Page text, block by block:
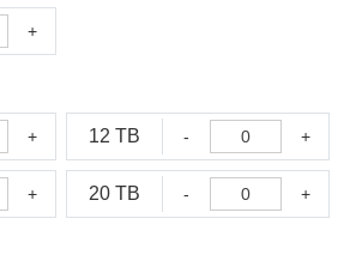
+
+ 12 TB - +
+ 20 TB - +